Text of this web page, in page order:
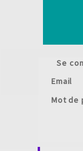
Se
Email
Mot de